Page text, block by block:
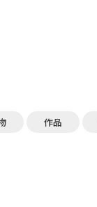
作品